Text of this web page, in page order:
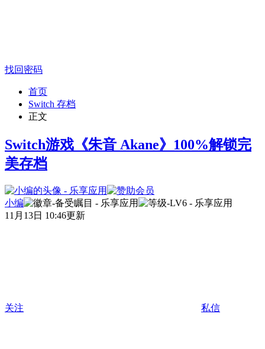
找回密码
首页
Switch 存档
正文
Switch游戏《朱音 Akane》100%解锁完
美存档
小编
11月13日 10:46更新
关注 私信